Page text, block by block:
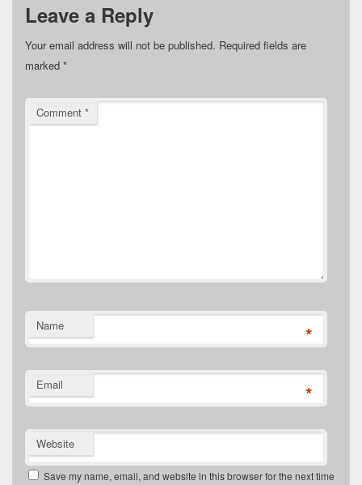
Leave a Reply
Your email address will not be published. Required fields are
marked *
Comment *
Name *
Email *
Website
Save my name, email, and website in this browser for the next time